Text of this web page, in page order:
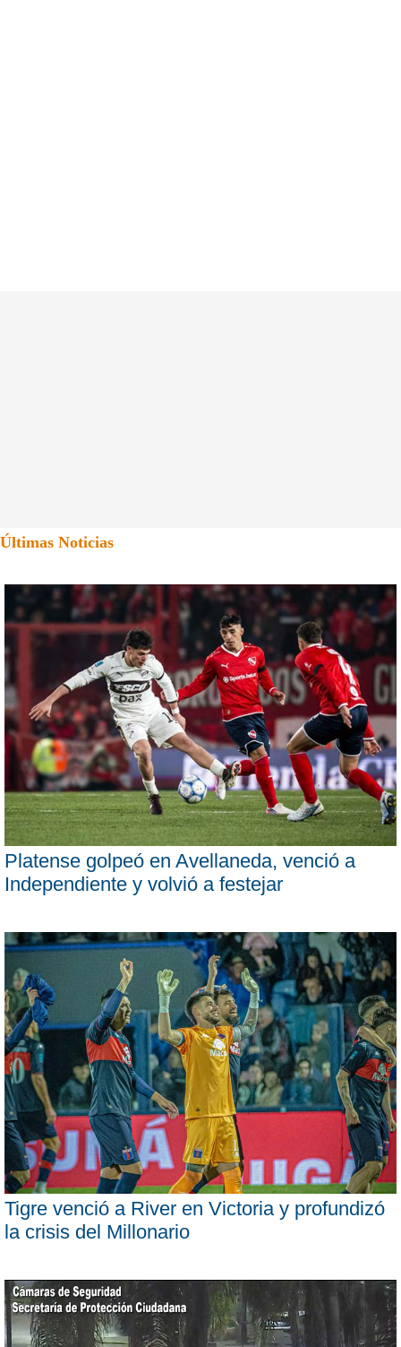
Últimas Noticias
Platense golpeó en Avellaneda, venció a
Independiente y volvió a festejar
Tigre venció a River en Victoria y profundizó
la crisis del Millonario